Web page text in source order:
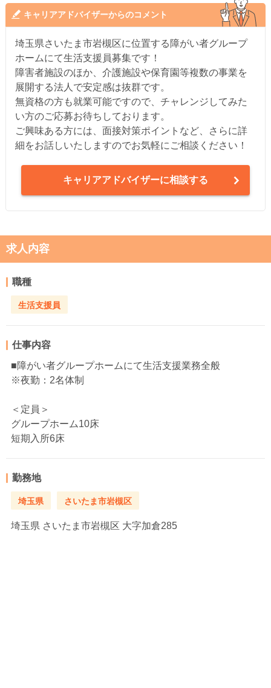
キャリアアドバイザーからのコメント
埼玉県さいたま市岩槻区に位置する障がい者グループ
ホームにて生活支援員募集です！
障害者施設のほか、介護施設や保育園等複数の事業を
展開する法人で安定感は抜群です。
無資格の方も就業可能ですので、チャレンジしてみた
い方のご応募お待ちしております。
ご興味ある方には、面接対策ポイントなど、さらに詳
細をお話しいたしますのでお気軽にご相談ください！
キャリアアドバイザーに相談する
求人内容
職種
生活支援員
仕事内容
■障がい者グループホームにて生活支援業務全般
※夜勤：2名体制
＜定員＞
グループホーム10床
短期入所6床
勤務地
埼玉県 さいたま市岩槻区
埼玉県 さいたま市岩槻区 大字加倉285